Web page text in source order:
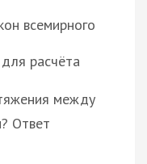
всемирного
для расчёта
между
Ответ